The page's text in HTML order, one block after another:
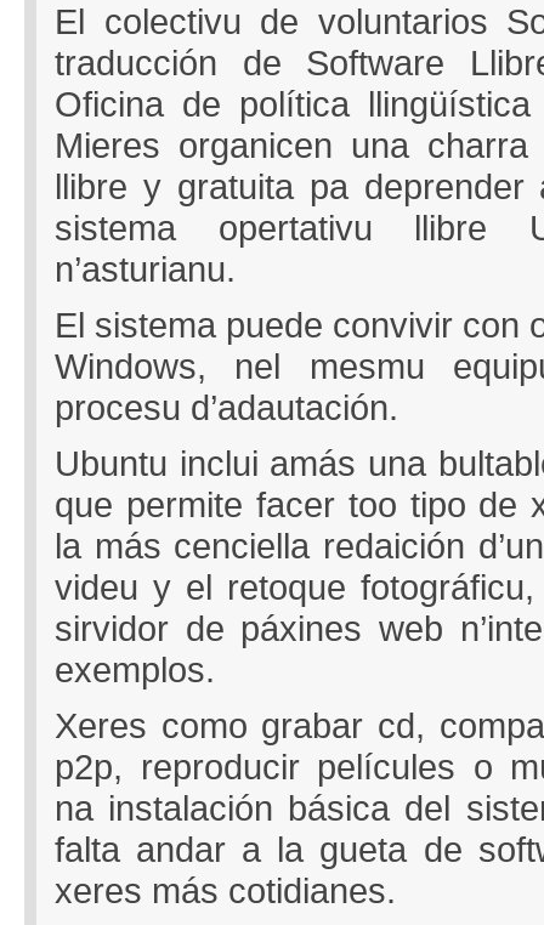
El colectivu de voluntarios
traducción de Software
Oficina de política
Mieres organicen una
llibre y gratuita pa
sistema opertativu llibre
n’asturianu.
El sistema puede convivir con
Windows, nel mesmu
procesu d’adautación.
Ubuntu inclui amás una
que permite facer too tipo de
la más cenciella redaición
videu y el retoque
sirvidor de páxines web
exemplos.
Xeres como grabar cd,
p2p, reproducir películes o
na instalación básica del
falta andar a la gueta de
xeres más cotidianes.